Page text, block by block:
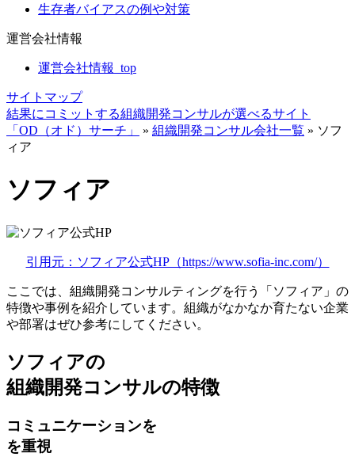
生存者バイアスの例や対策
運営会社情報
運営会社情報_top
サイトマップ
結果にコミットする組織開発コンサルが選べるサイト
「OD（オド）サーチ」
» 組織開発コンサル会社一覧 » ソフ
ィア
ソフィア
引用元：ソフィア公式HP（https://www.sofia-inc.com/）
ここでは、組織開発コンサルティングを行う「ソフィア」の
特徴や事例を紹介しています。組織がなかなか育たない企業
や部署はぜひ参考にしてください。
ソフィアの
組織開発コンサルの特徴
コミュニケーションを
を重視